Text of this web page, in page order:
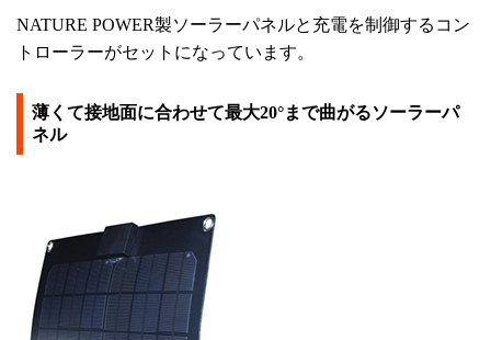
NATURE POWER製ソーラーパネルと充電を制御するコン
トローラーがセットになっています。
薄くて接地面に合わせて最大20°まで曲がるソーラーパ
ネル